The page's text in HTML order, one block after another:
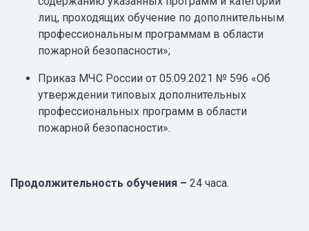
лиц, проходящих обучение по дополнительным
профессиональным программам в области
пожарной безопасности»;
Приказ МЧС России от 05.09.2021 № 596 «Об
утверждении типовых дополнительных
профессиональных программ в области
пожарной безопасности».
Продолжительность обучения – 24 часа.